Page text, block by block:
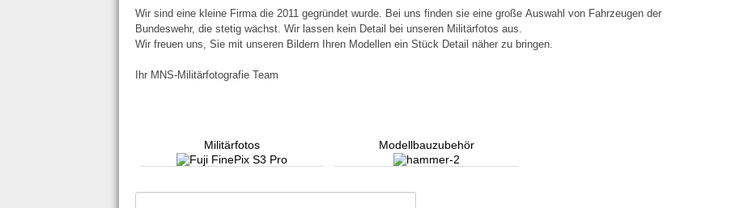
Wir sind eine kleine Firma die 2011 gegründet wurde. Bei uns finden sie eine große Auswahl von Fahrzeugen der
Bundeswehr, die stetig wächst. Wir lassen kein Detail bei unseren Militärfotos aus.
Wir freuen uns, Sie mit unseren Bildern Ihren Modellen ein Stück Detail näher zu bringen.
Ihr MNS-Militärfotografie Team
Militärfotos Modellbauzubehör